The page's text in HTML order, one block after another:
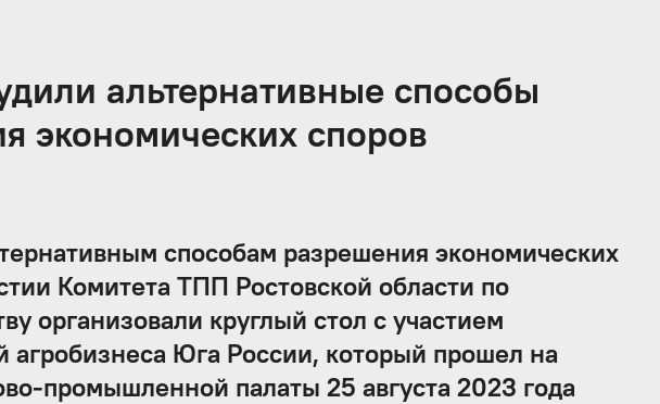
альтернативные способы
экономических споров
способам разрешения экономических
Комитета ТПП Ростовской области по
организовали круглый стол с участием
агробизнеса Юга России, который прошел на
промышленной палаты 25 августа 2023 года